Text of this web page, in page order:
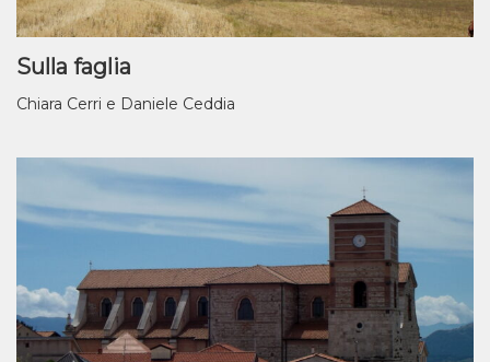
Sulla faglia
Chiara Cerri e Daniele Ceddia